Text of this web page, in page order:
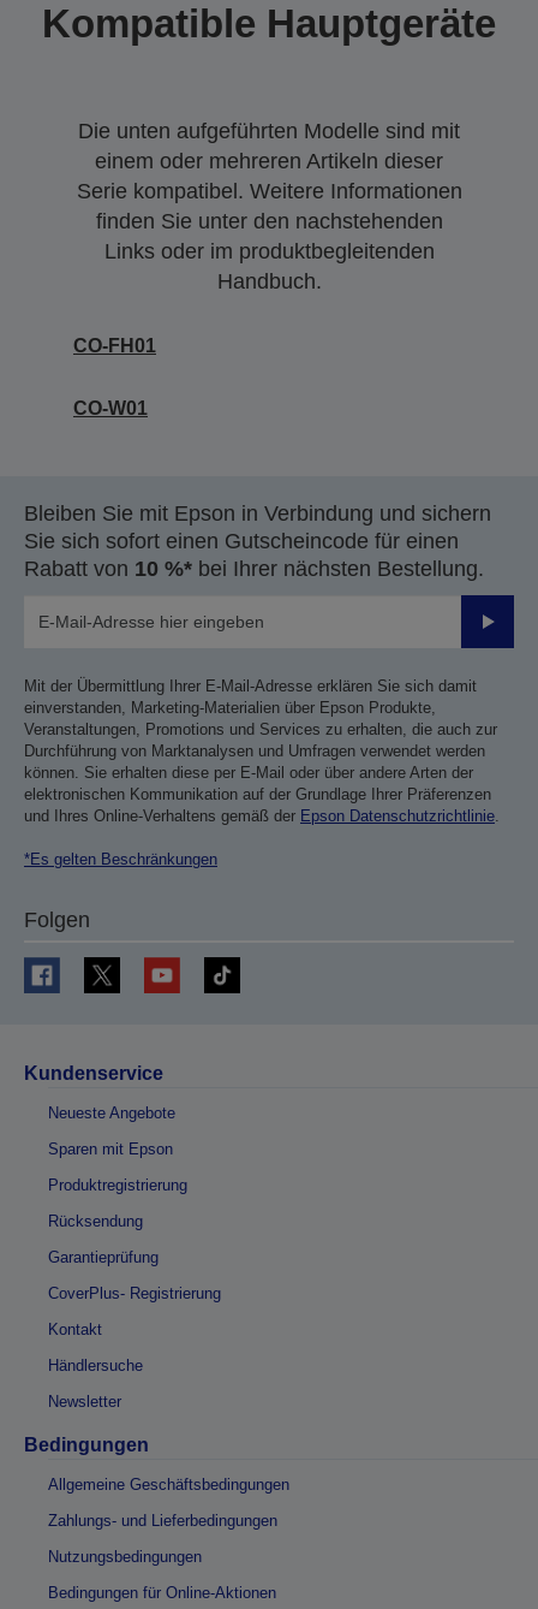
Kompatible Hauptgeräte
Die unten aufgeführten Modelle sind mit
einem oder mehreren Artikeln dieser
Serie kompatibel. Weitere Informationen
finden Sie unter den nachstehenden
Links oder im produktbegleitenden
Handbuch.
CO-FH01
CO-W01
Bleiben Sie mit Epson in Verbindung und sichern
Sie sich sofort einen Gutscheincode für einen
Rabatt von 10 %* bei Ihrer nächsten Bestellung.
Mit der Übermittlung Ihrer E-Mail-Adresse erklären Sie sich damit
einverstanden, Marketing-Materialien über Epson Produkte,
Veranstaltungen, Promotions und Services zu erhalten, die auch zur
Durchführung von Marktanalysen und Umfragen verwendet werden
können. Sie erhalten diese per E-Mail oder über andere Arten der
elektronischen Kommunikation auf der Grundlage Ihrer Präferenzen
und Ihres Online-Verhaltens gemäß der Epson Datenschutzrichtlinie.
*Es gelten Beschränkungen
Folgen
Kundenservice
Neueste Angebote
Sparen mit Epson
Produktregistrierung
Rücksendung
Garantieprüfung
CoverPlus- Registrierung
Kontakt
Händlersuche
Newsletter
Bedingungen
Allgemeine Geschäftsbedingungen
Zahlungs- und Lieferbedingungen
Nutzungsbedingungen
Bedingungen für Online-Aktionen